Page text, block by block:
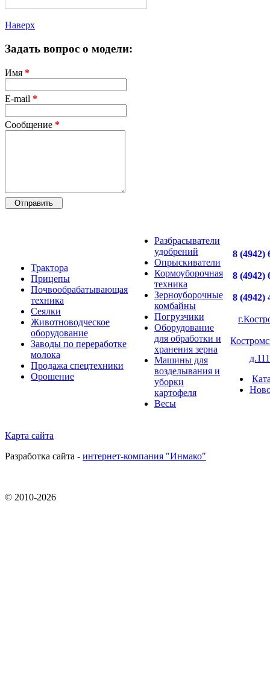
Наверх
Задать вопрос о модели:
Имя *
E-mail *
Сообщение *
Трактора
Прицепы
Почвообрабатывающая
техника
Сеялки
Животноводческое
оборудование
Заводы по переработке
молока
Продажа спецтехники
Орошение
Разбрасыватели
удобрений
Опрыскиватели
Кормоуборочная
техника
Зерноуборочные
комбайны
Погрузчики
Оборудование
для обработки и
хранения зерна
Машины для
возделывания и
уборки
картофеля
Весы
8 (4942)
8 (4942)
8 (4942)
д.111
Карта сайта
Разработка сайта - интернет-компания "Инмако"
© 2010-2026